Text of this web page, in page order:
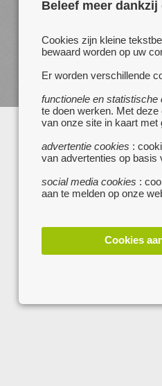
Beleef meer
Cookies zijn kleine
bewaard worden op uw
Er worden verschillende
functionele en statistische
te doen werken. Met
van onze site in kaart met
advertentie cookies :
van advertenties op basis
social media cookies :
aan te melden op onze
Cookies
mijn zoekertjes
Bezoek ook eens onze
websites :
www.startpagina.be
www.koken.be